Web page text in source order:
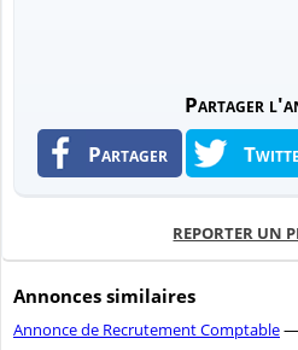
Partager
Partager
REPORTER UN
Annonces similaires
Annonce de Recrutement Comptable—